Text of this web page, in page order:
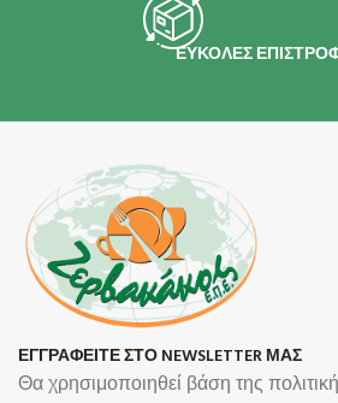
ΕΥΚΟΛΕΣ
ΕΓΓΡΑΦΕΙΤΕ ΣΤΟ NEWSLETTER ΜΑΣ
Θα χρησιμοποιηθεί βάση της